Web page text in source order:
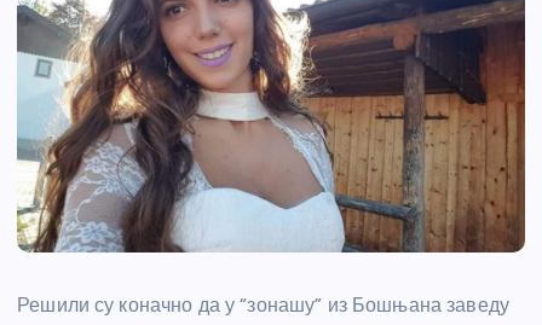
Решили су коначно да у “зонашу” из Бошњана заведу